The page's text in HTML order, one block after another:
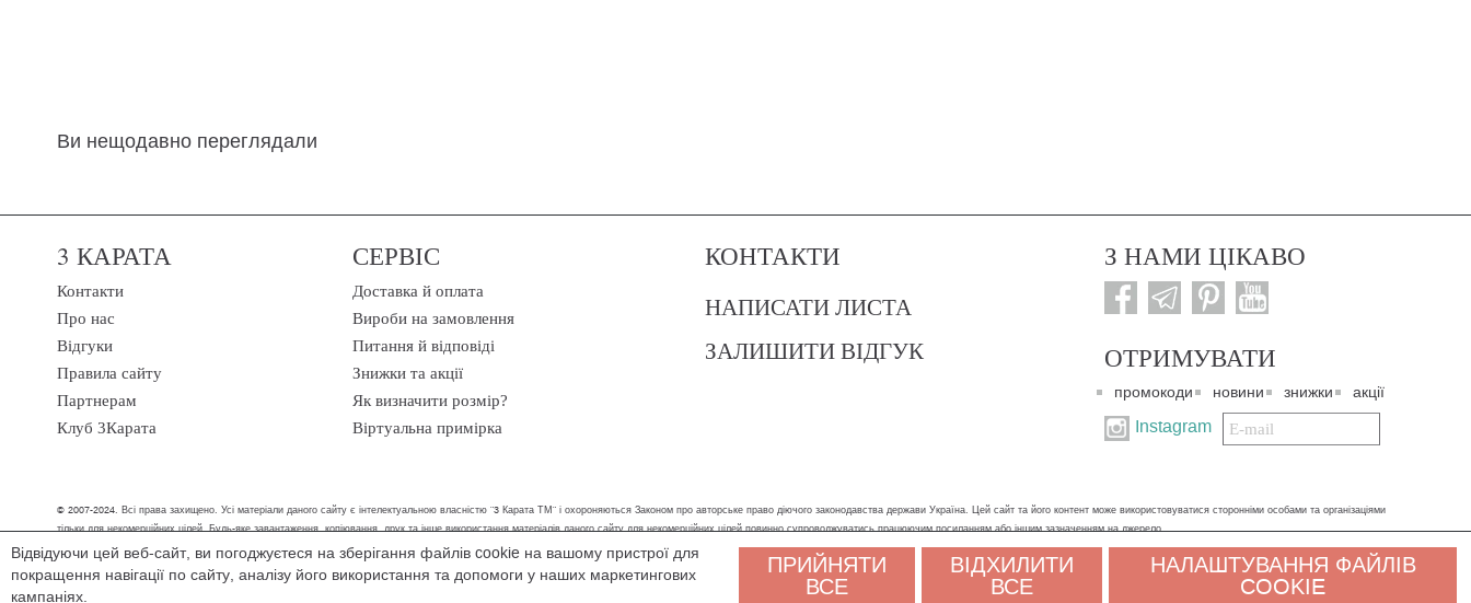
Ви нещодавно переглядали
3 КАРАТА
Контакти
Про нас
Відгуки
Правила сайту
Партнерам
Клуб 3Карата
СЕРВІС
Доставка й оплата
Вироби на замовлення
Питання й відповіді
Знижки та акції
Як визначити розмір?
Віртуальна примірка
КОНТАКТИ
НАПИСАТИ ЛИСТА
ЗАЛИШИТИ ВІДГУК
З НАМИ ЦІКАВО
ОТРИМУВАТИ
промокоди новини знижки акції
Instagram
Подписаться
на
© 2007-2024. Всі права захищено. Усі матеріали даного сайту є інтелектуальною власністю "3 Карата ТМ" і охороняються Законом про авторське право діючого законодавства держави Україна. Цей сайт та його контент може використовуватися сторонніми особами та організаціями
тільки для некомерційних цілей. Будь-яке завантаження, копіювання, друк та інше використання матеріалів даного сайту для некомерційних цілей повинно супроводжуватись працюючим посиланням або іншим зазначенням на джерело.
Ми обробляємо персональні дані (cookies, IP-адреса, місце розташування), щоб вам було зручніше користуватися сайтом. Залишаючись на сайті, ви погоджуєтеся на обробку персональних даних. Якщо ви не згодні, будь ласка, покиньте сайт і зв'яжіться з нами будь-яким
зручним способом, ми допоможемо знайти рішення.
Відвідуючи цей веб-сайт, ви погоджуєтеся на зберігання файлів cookie на вашому пристрої для
покращення навігації по сайту, аналізу його використання та допомоги у наших маркетингових
кампаніях.
ПРИЙНЯТИ
ВСЕ
ВІДХИЛИТИ
ВСЕ
НАЛАШТУВАННЯ ФАЙЛІВ
COOKIE